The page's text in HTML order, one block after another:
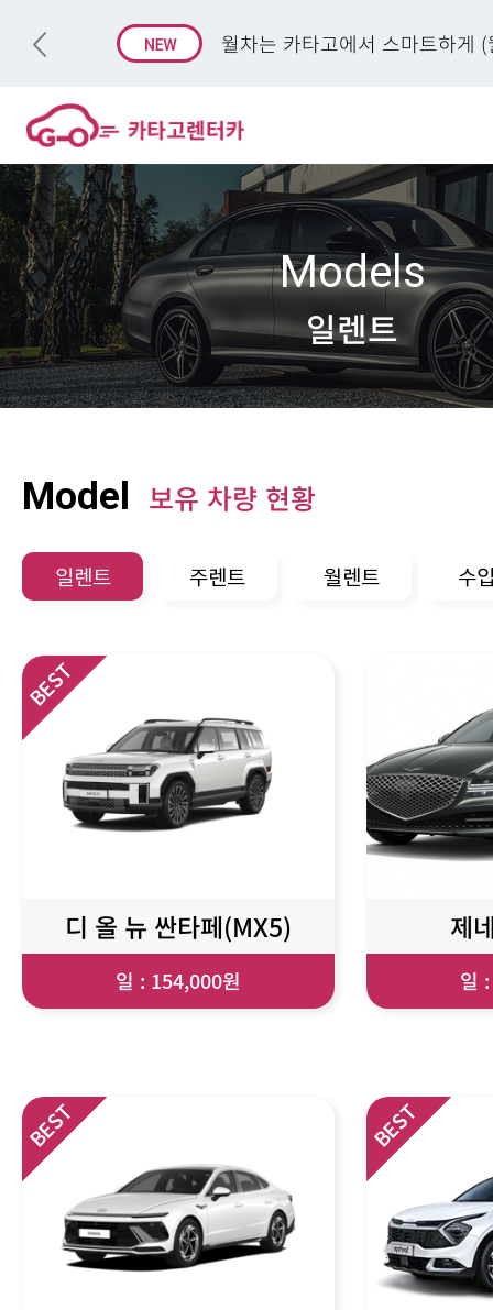
월차는 카타고에서 스마트하게
Models
일렌트
Model 보유 차량 현황
일렌트 주렌트 월렌트 수
디 올 뉴 싼타페(MX5)
일 : 154,000원
제
일